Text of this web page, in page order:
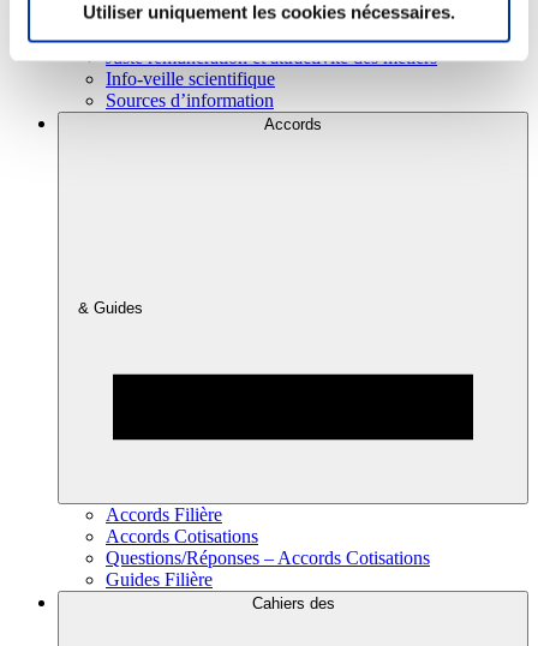
Utiliser uniquement les cookies nécessaires.
Sécurité sanitaire
Viandes et santé
Juste rémunération et attractivité des métiers
Info-veille scientifique
Sources d’information
Accords
& Guides
Accords Filière
Accords Cotisations
Questions/Réponses – Accords Cotisations
Guides Filière
Cahiers des